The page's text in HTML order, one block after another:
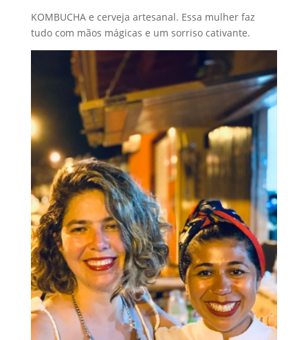
KOMBUCHA e cerveja artesanal. Essa mulher faz
tudo com mãos mágicas e um sorriso cativante.